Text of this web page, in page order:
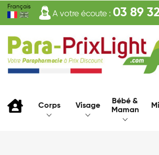
Français
A votre écoute : 03 89
Corps Visage
Bébé &
Maman